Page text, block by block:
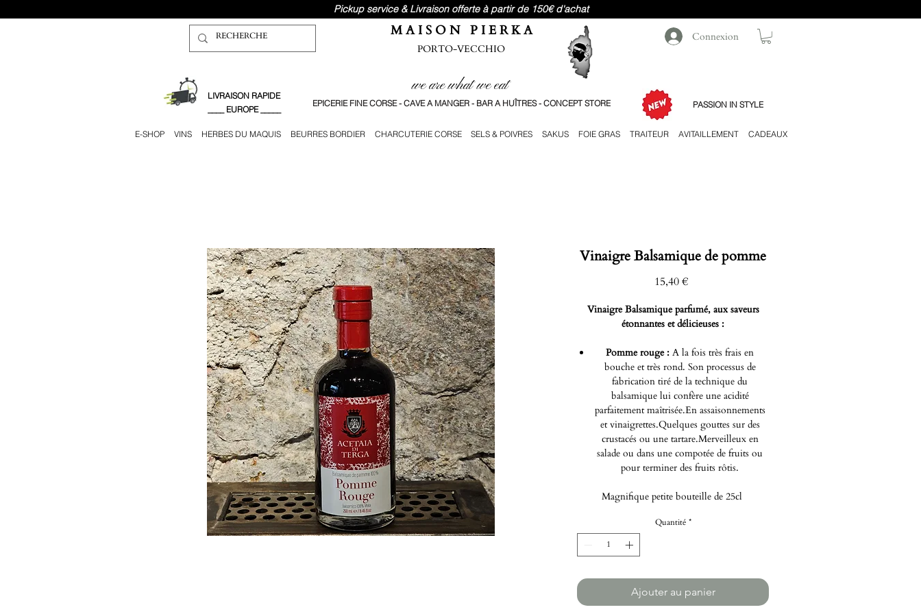
Pickup service & Livraison offerte à partir de 150€ d'achat
M A I S O N P I E R K A
PORTO-VECCHIO
​LIVRAISON RAPIDE
____ EUROPE _____
we are what we eat
EPICERIE FINE CORSE - CAVE A MANGER - BAR A HUÎTRES - CONCEPT STORE
Connexion
PASSION IN STYLE
E-SHOP VINS HERBES DU MAQUIS BEURRES BORDIER CHARCUTERIE CORSE SELS & POIVRES SAKUS FOIE GRAS TRAITEUR AVITAILLEMENT CADEAUX
Vinaigre Balsamique de pomme
15,40 €Prix
Vinaigre Balsamique parfumé, aux saveurs
étonnantes et délicieuses :
Pomme rouge : A la fois très frais en
bouche et très rond. Son processus de
fabrication tiré de la technique du
balsamique lui confère une acidité
parfaitement maîtrisée.En assaisonnements
et vinaigrettes.Quelques gouttes sur des
crustacés ou une tartare.Merveilleux en
salade ou dans une compotée de fruits ou
pour terminer des fruits rôtis.
Magnifique petite bouteille de 25cl
Quantité *
Ajouter au panier